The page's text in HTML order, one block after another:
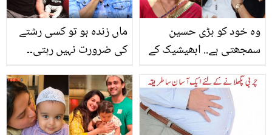
ماں زندہ ہو تو کسی رشتے
کی ضرورت نہیں رہتی۔۔
ہوئے محسن عباس حیدر رو
پڑے
وہ خود کو بڑی حسین
سمجھتی ہے.. ابھیشیک کے
ایشوریا کو کیا کچھ کہا
تھا؟ سینئر اداکارہ کا
انکشاف